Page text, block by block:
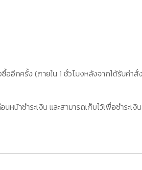
ออีกครั้ง (ภายใน 1 ชั่วโมงหลังจากได้รับคำ
น้าชำระเงิน และสามารถเก็บไว้เพื่อชำระเงิ